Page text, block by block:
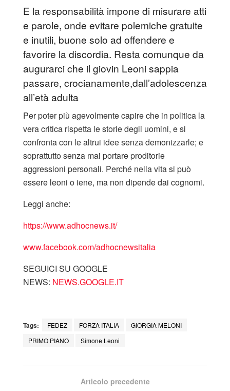
E la responsabilità impone di misurare atti
e parole, onde evitare polemiche gratuite
e inutili, buone solo ad offendere e
favorire la discordia. Resta comunque da
augurarci che il giovin Leoni sappia
passare, crocianamente,dall’adolescenza
all’età adulta
Per poter più agevolmente capire che in politica la
vera critica rispetta le storie degli uomini, e si
confronta con le altrui idee senza demonizzarle; e
soprattutto senza mai portare proditorie
aggressioni personali. Perché nella vita si può
essere leoni o iene, ma non dipende dai cognomi.
Leggi anche:
https://www.adhocnews.it/
www.facebook.com/adhocnewsitalia
SEGUICI SU GOOGLE
NEWS: NEWS.GOOGLE.IT
Tags: FEDEZ FORZA ITALIA
GIORGIA MELONI
PRIMO PIANO
Simone Leoni
Articolo precedente